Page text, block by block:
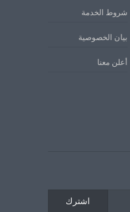
شروط الخدمة
بيان الخصوصية
أعلن معنا
اشترك